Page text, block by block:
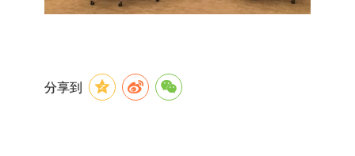
分享到